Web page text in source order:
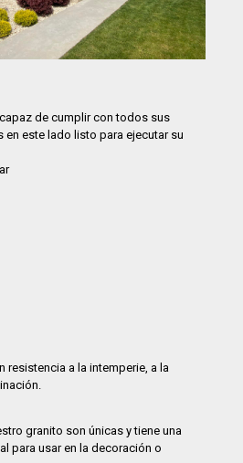
de cumplir con todos sus
en este lado listo para ejecutar su
resistencia a la intemperie, a la
granito son únicas y tiene una
para usar en la decoración o